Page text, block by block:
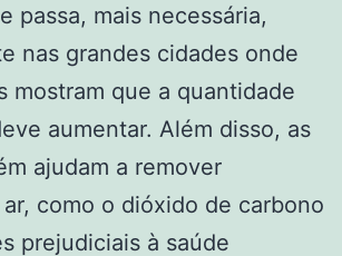
passa, mais necessária,
nas grandes cidades onde
mostram que a quantidade
aumentar. Além disso, as
ajudam a remover
como o dióxido de carbono
prejudiciais à saúde